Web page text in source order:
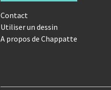
Contact
Utiliser un dessin
A propos de Chappatte